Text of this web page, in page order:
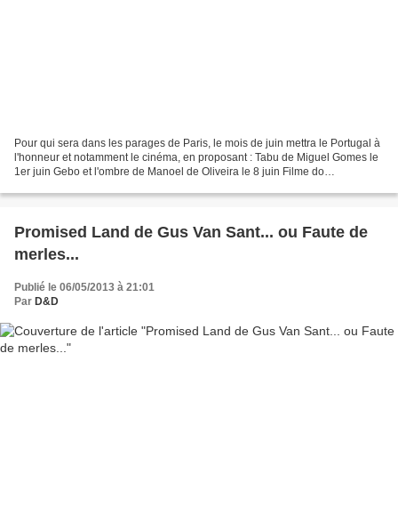
Pour qui sera dans les parages de Paris, le mois de juin mettra le Portugal à
l'honneur et notamment le cinéma, en proposant : Tabu de Miguel Gomes le
1er juin Gebo et l'ombre de Manoel de Oliveira le 8 juin Filme do
Promised Land de Gus Van Sant... ou Faute de
merles...
Publié le 06/05/2013 à 21:01
Par D&D